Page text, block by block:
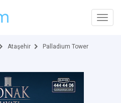
Ataşehir Palladium Tower